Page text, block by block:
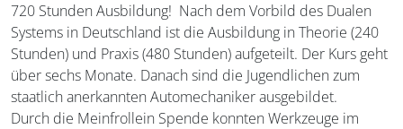
720 Stunden Ausbildung! Nach dem Vorbild des Dualen
Systems in Deutschland ist die Ausbildung in Theorie (240
Stunden) und Praxis (480 Stunden) aufgeteilt. Der Kurs geht
über sechs Monate. Danach sind die Jugendlichen zum
staatlich anerkannten Automechaniker ausgebildet.
Durch die Meinfrollein Spende konnten Werkzeuge im